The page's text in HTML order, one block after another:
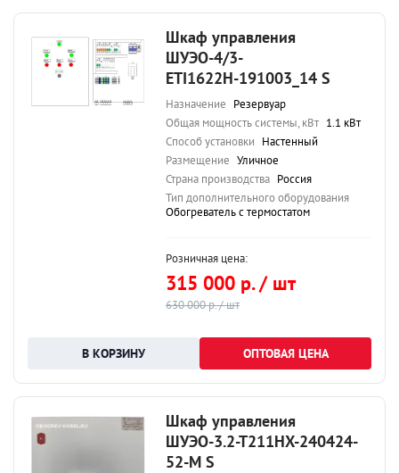
Шкаф управления
ШУЭО-4/3-
ETI1622Н-191003_14 S
Назначение Резервуар
Общая мощность системы, кВт 1.1 кВт
Способ установки Настенный
Размещение Уличное
Страна производства Россия
Тип дополнительного оборудования
Обогреватель с термостатом
Розничная цена:
315 000 р. / шт
630 000 р. / шт
ОПТОВАЯ ЦЕНА
Шкаф управления
ШУЭО-3.2-Т211НХ-240424-
52-М S